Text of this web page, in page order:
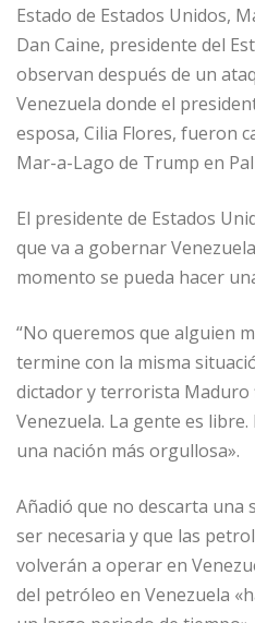
Estado de Estados Unidos,
Dan Caine, presidente del
observan después de un
Venezuela donde el
esposa, Cilia Flores, fueron
Mar-a-Lago de Trump en
El presidente de Estados
que va a gobernar
momento se pueda hacer
“No queremos que alguien
termine con la misma
dictador y terrorista Maduro
Venezuela. La gente es
una nación más orgullosa».
Añadió que no descarta una
ser necesaria y que las
volverán a operar en
del petróleo en Venezuela